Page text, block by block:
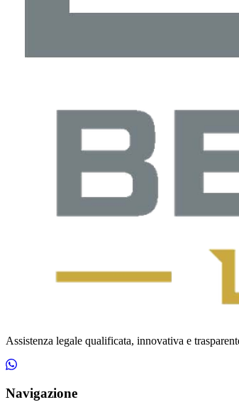
Assistenza legale qualificata, innovativa e
Navigazione